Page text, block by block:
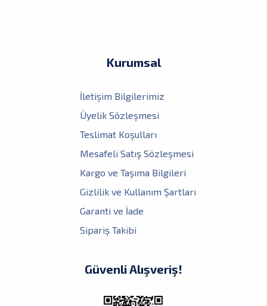
Kurumsal
İletişim Bilgilerimiz
Üyelik Sözleşmesi
Teslimat Koşulları
Mesafeli Satış Sözleşmesi
Kargo ve Taşıma Bilgileri
Gizlilik ve Kullanım Şartları
Garanti ve İade
Sipariş Takibi
Güvenli Alışveriş!